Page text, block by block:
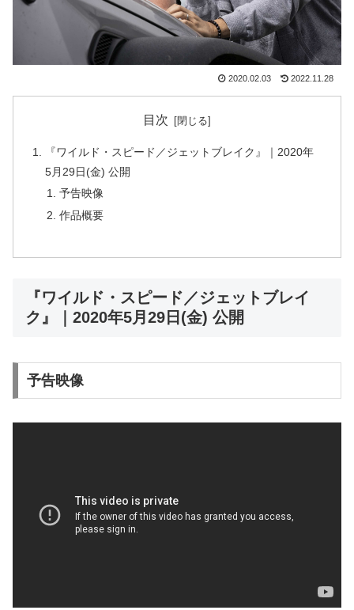
2020.02.03 2022.11.28
目次
『ワイルド・スピード／ジェットブレイク』｜2020年
5月29日(金) 公開
予告映像
作品概要
『ワイルド・スピード／ジェットブレイ
ク』｜2020年5月29日(金) 公開
予告映像